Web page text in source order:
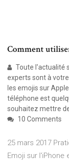
Comment
Toute l'actualité
experts sont à
les emojis sur
téléphone est
souhaitez mettre
10 Comments
25 mars 2017
Emoji sur